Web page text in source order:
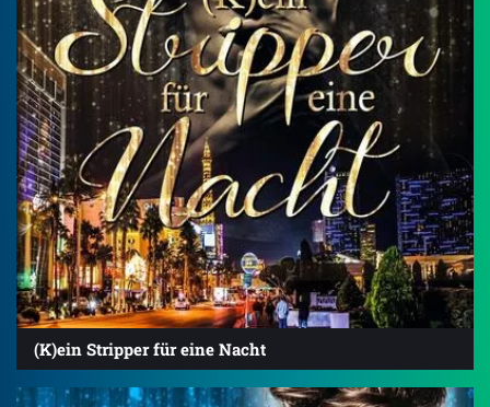
(K)ein Stripper für eine Nacht